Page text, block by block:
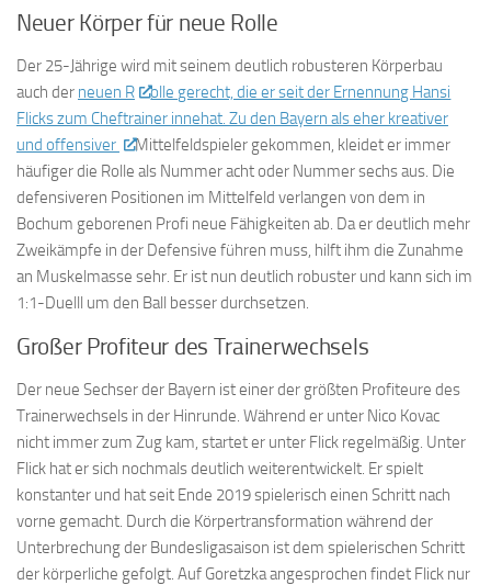
Neuer Körper für neue Rolle
Der 25-Jährige wird mit seinem deutlich robusteren Körperbau
auch der neuen R
olle gerecht, die er seit der Ernennung Hansi
Flicks zum Cheftrainer innehat. Zu den Bayern als eher kreativer
und offensiver
Mittelfeldspieler gekommen, kleidet er immer
häufiger die Rolle als Nummer acht oder Nummer sechs aus. Die
defensiveren Positionen im Mittelfeld verlangen von dem in
Bochum geborenen Profi neue Fähigkeiten ab. Da er deutlich mehr
Zweikämpfe in der Defensive führen muss, hilft ihm die Zunahme
an Muskelmasse sehr. Er ist nun deutlich robuster und kann sich im
1:1-Duelll um den Ball besser durchsetzen.
Großer Profiteur des Trainerwechsels
Der neue Sechser der Bayern ist einer der größten Profiteure des
Trainerwechsels in der Hinrunde. Während er unter Nico Kovac
nicht immer zum Zug kam, startet er unter Flick regelmäßig. Unter
Flick hat er sich nochmals deutlich weiterentwickelt. Er spielt
konstanter und hat seit Ende 2019 spielerisch einen Schritt nach
vorne gemacht. Durch die Körpertransformation während der
Unterbrechung der Bundesligasaison ist dem spielerischen Schritt
der körperliche gefolgt. Auf Goretzka angesprochen findet Flick nur